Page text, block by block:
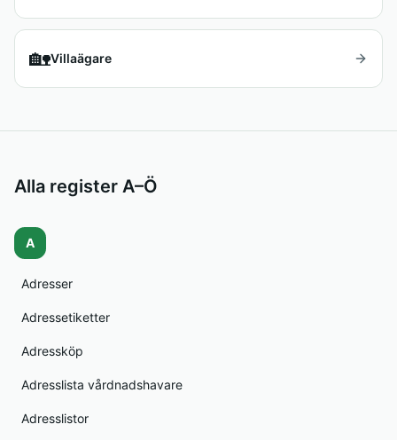
🏡Villaägare
Alla register A–Ö
A
Adresser
Adressetiketter
Adressköp
Adresslista vårdnadshavare
Adresslistor